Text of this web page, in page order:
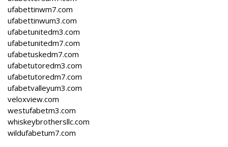
ufabettinwm7.com
ufabettinwum3.com
ufabetunitedm3.com
ufabetunitedm7.com
ufabetuskedm7.com
ufabetutoredm3.com
ufabetutoredm7.com
ufabetvalleyum3.com
veloxview.com
westufabetm3.com
whiskeybrothersllc.com
wildufabetum7.com